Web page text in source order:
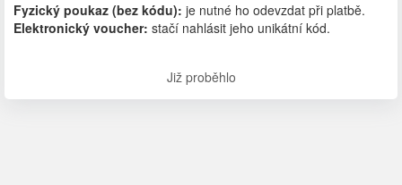
Fyzický poukaz (bez kódu): je nutné ho odevzdat při platbě.
Elektronický voucher: stačí nahlásit jeho unikátní kód.
Již proběhlo